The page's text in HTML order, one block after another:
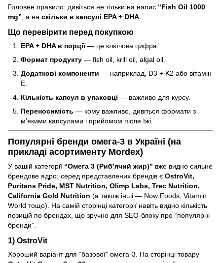
Головне правило: дивіться не тільки на напис “Fish Oil 1000
mg” , а на скільки в капсулі EPA + DHA
Що перевірити перед покупкою
EPA + DHA в порції— це ключова цифра.
Формат продукту — fish oil, krill oil, algal oil.
Додаткові компоненти — наприклад, D3 + K2 або вітамін
E.
Кількість капсул в упаковці — важливо для курсу.
Переносимість — кому важливо, дивіться формати з
м’якими капсулами і прийомом після їжі.
Популярні бренди омега-3 в Україні (на
прикладі асортименту Mordex)
У вашій категорії “Омега 3 (Риб’ячий жир)” вже видно сильне
брендове ядро: серед представлених брендів є OstroVit,
Puritans Pride, MST Nutrition, Olimp Labs, Trec Nutrition,
California Gold Nutrition (а також інші — Now Foods, Vitamin
World тощо). На самій сторінці категорії навіть видно кількість
позицій по брендах, що зручно для SEO-блоку про “популярні
бренди”.
1) OstroVit
Хороший варіант для “базової” омега-3. На сторінці товару